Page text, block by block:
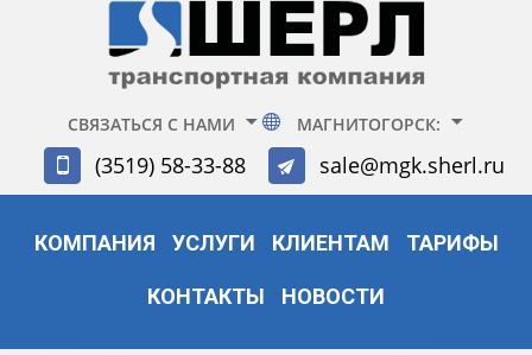
СВЯЗАТЬСЯ С НАМИ МАГНИТОГОРСК:
(3519) 58-33-88 sale@mgk.sherl.ru
КОМПАНИЯ УСЛУГИ КЛИЕНТАМ ТАРИФЫ
КОНТАКТЫ НОВОСТИ